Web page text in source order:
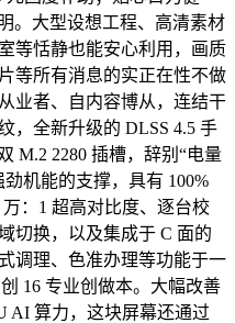
。大型设想工程、高清素材
等恬静也能安心利用，画质
等所有消息的实正在性不做
业者、自内容博从，连结干
，全新升级的 DLSS 4.5 手
M.2 2280 插槽，辞别“电量
机能的支撑，具有 100%
：1 超高对比度、逐台校
切换，以及集成于 C 面的
调理、色准办理等功能于一
16 专业创做本。大幅改善
AI 算力，这块屏幕还通过